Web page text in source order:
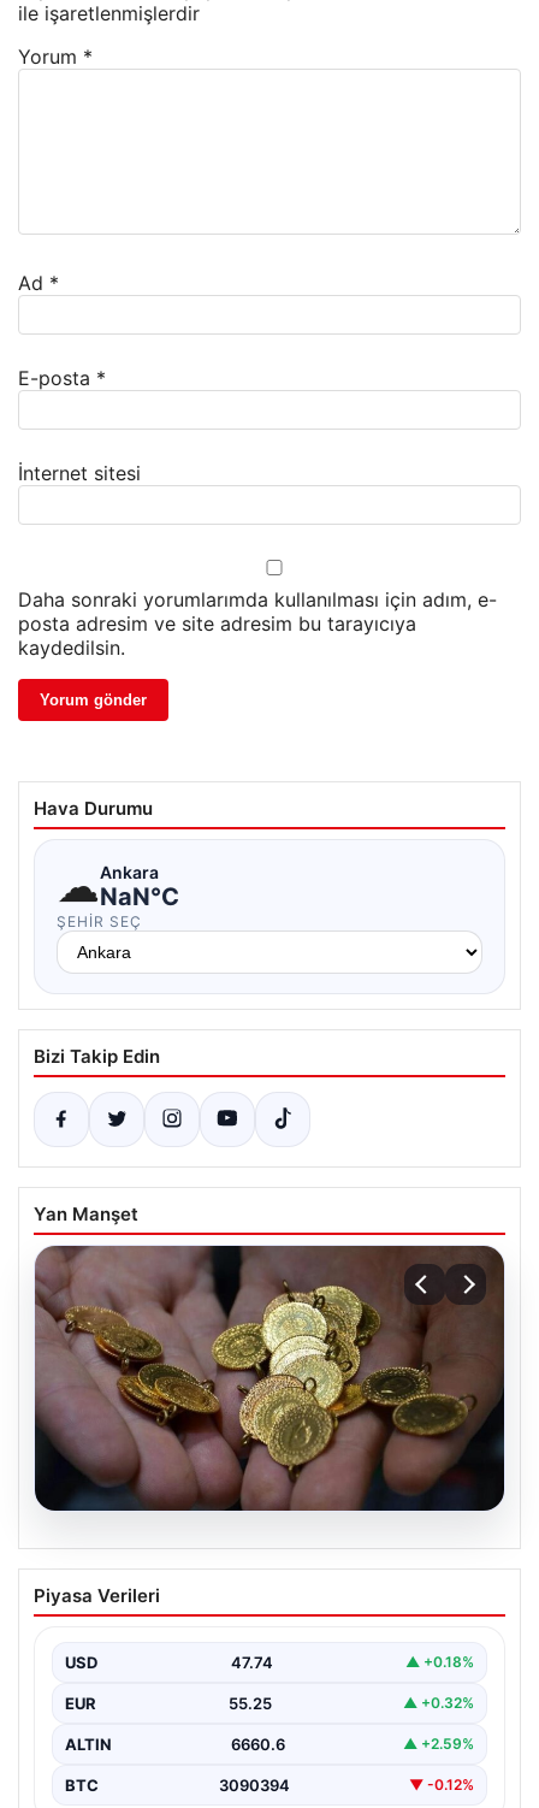
ile işaretlenmişlerdir
Yorum *
Ad *
E-posta *
İnternet sitesi
Daha sonraki yorumlarımda kullanılması için adım, e-
posta adresim ve site adresim bu tarayıcıya
kaydedilsin.
Hava Durumu
☁Ankara
NaN°C
ŞEHIR SEÇ
Bizi Takip Edin
Yan Manşet
Altın fiyatları canlı 14 Nisan 2026: Altın
fiyatları ne kadar oldu? Gram, çeyrek,
fiyatları
{“title”: “14 Nisan 2026 Güncel Altın Fiyatları: Gram,
Çeyrek, Yarım ve Cumhuriyet Altını Satış…
Piyasa Verileri
USD 47.74 ▲ +0.18%
EUR 55.25 ▲ +0.32%
ALTIN 6660.6 ▲ +2.59%
BTC 3090394 ▼ -0.12%